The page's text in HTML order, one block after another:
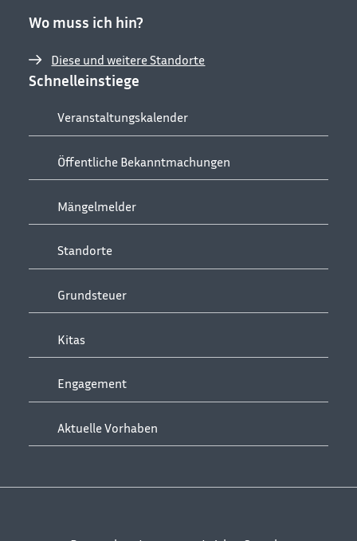
Wo muss ich hin?
Diese und weitere Standorte
Schnelleinstiege
Veranstaltungskalender
Öffentliche Bekanntmachungen
Mängelmelder
Standorte
Grundsteuer
Kitas
Engagement
Aktuelle Vorhaben